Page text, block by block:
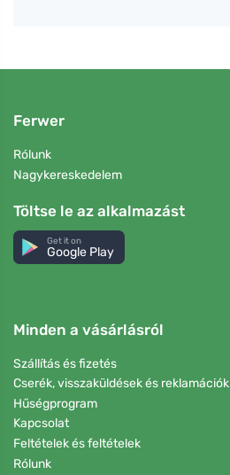
Ferwer
Rólunk
Nagykereskedelem
Töltse le az alkalmazást
Get it on
Google Play
Minden a vásárlásról
Szállítás és fizetés
Cserék, visszaküldések és reklamációk
Hűségprogram
Kapcsolat
Feltételek és feltételek
Rólunk